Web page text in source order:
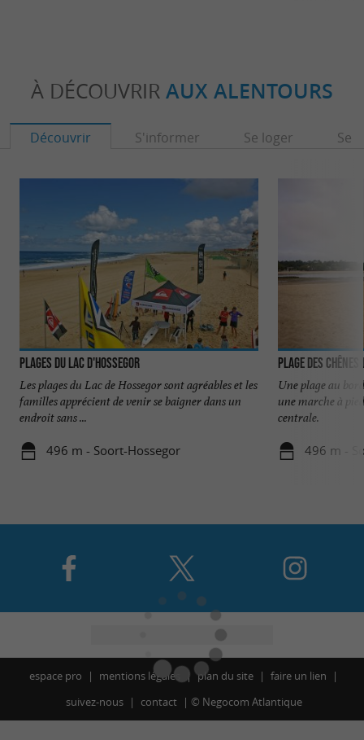
À DÉCOUVRIR AUX ALENTOURS
Découvrir S'informer Se loger Se
Plages du Lac d'Hossegor
Les plages du Lac de Hossegor sont agréables et les
familles apprécient de venir se baigner dans un
endroit sans ...
496 m - Soort-Hossegor
Plage des Chênes
Une plage au
une marche à
centrale.
496 m -
espace pro mentions légales plan du site
faire un lien
suivez-nous
contact © Negocom Atlantique